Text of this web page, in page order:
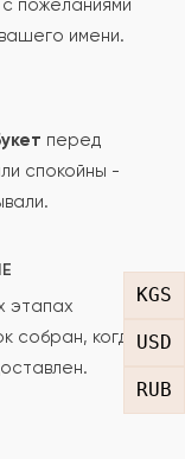
KGS
USD
RUB
имени.
перед
спокойны -
этапах
собран, когда